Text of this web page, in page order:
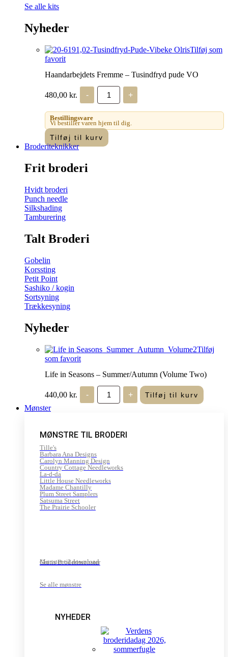
Se alle kits
Nyheder
Tilføj som
favorit
Haandarbejdets Fremme – Tusindfryd pude VO
480,00 kr. -
Haandarbejdets
Fremme
-
Tusindfryd
pude
VO
antal
+
Bestillingsvare
Vi bestiller varen hjem til dig.
Tilføj til kurv
Broderiteknikker
Frit broderi
Hvidt broderi
Punch needle
Silkshading
Tamburering
Talt Broderi
Gobelin
Korssting
Petit Point
Sashiko / kogin
Sortsyning
Trækkesyning
Nyheder
Tilføj
som favorit
Life in Seasons – Summer/Autumn (Volume Two)
440,00 kr. -
Life
Seasons
(Volume
Two)
+ Tilføj til kurv
Mønster
MØNSTRE TIL BRODERI
Tille's
Barbara Ana Designs
Carolyn Manning Design
Country Cottage Needleworks
La-d-da
Little House Needleworks
Madame Chantilly
Plum Street Samplers
Satsuma Street
The Prairie Schooler
Mønster til download
Gratis Broderimønster
Se alle mønstre
NYHEDER